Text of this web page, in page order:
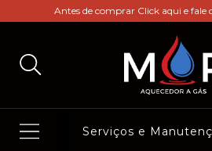
Antes de comprar Click aqui e
Serviços e